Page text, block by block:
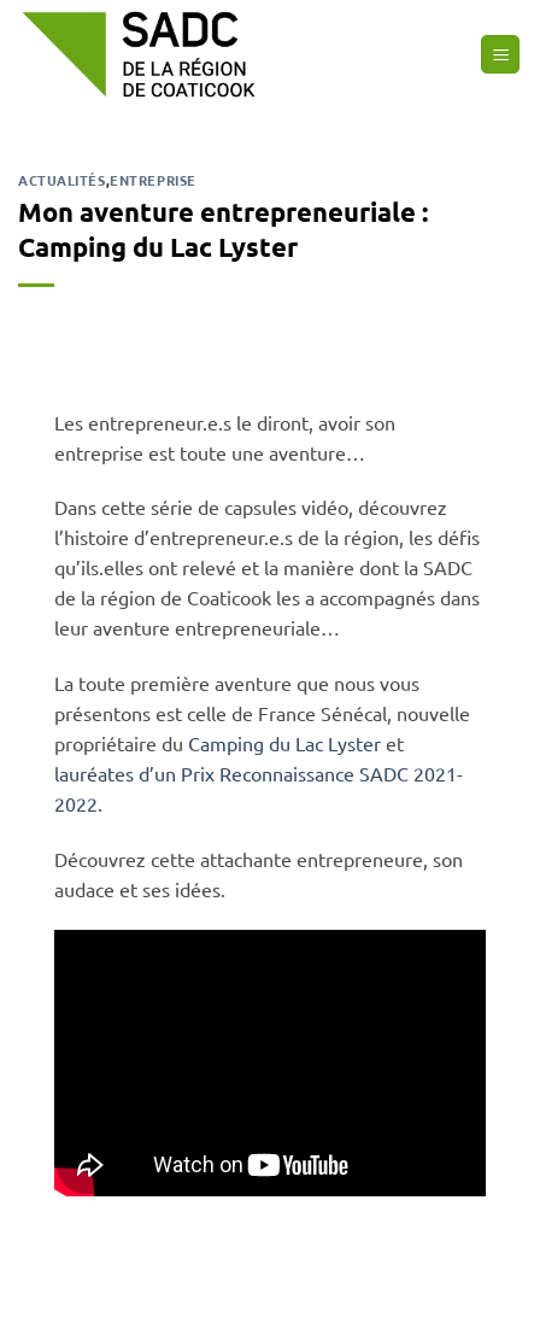
Passer
ACTUALITÉS,ENTREPRISE
Mon aventure entrepreneuriale :
Camping du Lac Lyster
Les entrepreneur.e.s le diront, avoir son
entreprise est toute une aventure…
Dans cette série de capsules vidéo, découvrez
l’histoire d’entrepreneur.e.s de la région, les défis
qu’ils.elles ont relevé et la manière dont la SADC
de la région de Coaticook les a accompagnés dans
leur aventure entrepreneuriale…
La toute première aventure que nous vous
présentons est celle de France Sénécal, nouvelle
propriétaire du Camping du Lac Lyster et
lauréates d’un Prix Reconnaissance SADC 2021-
2022.
Découvrez cette attachante entrepreneure, son
audace et ses idées.